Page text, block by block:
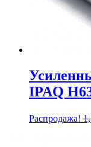
IPAQ
Распродажа!